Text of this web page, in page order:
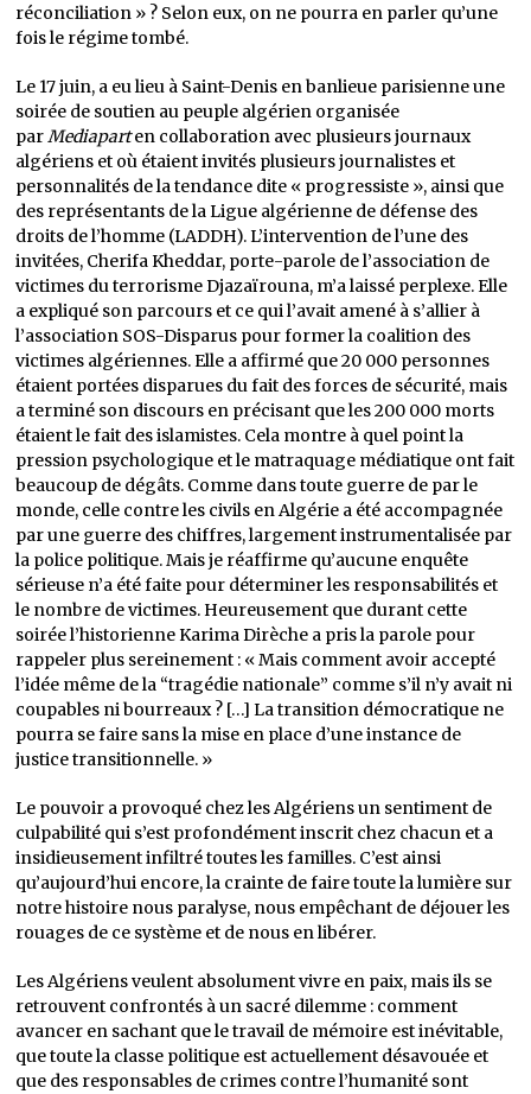
réconciliation » ? Selon eux, on ne pourra en parler qu’une
fois le régime tombé.
Le 17 juin, a eu lieu à Saint-Denis en banlieue parisienne une
soirée de soutien au peuple algérien organisée
parMediaparten collaboration avec plusieurs journaux
algériens et où étaient invités plusieurs journalistes et
personnalités de la tendance dite « progressiste », ainsi que
des représentants de la Ligue algérienne de défense des
droits de l’homme (LADDH). L’intervention de l’une des
invitées, Cherifa Kheddar, porte-parole de l’association de
victimes du terrorisme Djazaïrouna, m’a laissé perplexe. Elle
a expliqué son parcours et ce qui l’avait amené à s’allier à
l’association SOS-Disparus pour former la coalition des
victimes algériennes. Elle a affirmé que 20 000 personnes
étaient portées disparues du fait des forces de sécurité, mais
a terminé son discours en précisant que les 200 000 morts
étaient le fait des islamistes. Cela montre à quel point la
pression psychologique et le matraquage médiatique ont fait
beaucoup de dégâts. Comme dans toute guerre de par le
monde, celle contre les civils en Algérie a été accompagnée
par une guerre des chiffres, largement instrumentalisée par
la police politique. Mais je réaffirme qu’aucune enquête
sérieuse n’a été faite pour déterminer les responsabilités et
le nombre de victimes. Heureusement que durant cette
soirée l’historienne Karima Dirèche a pris la parole pour
rappeler plus sereinement : « Mais comment avoir accepté
l’idée même de la “tragédie nationale” comme s’il n’y avait ni
coupables ni bourreaux ? […] La transition démocratique ne
pourra se faire sans la mise en place d’une instance de
justice transitionnelle. »
Le pouvoir a provoqué chez les Algériens un sentiment de
culpabilité qui s’est profondément inscrit chez chacun et a
insidieusement infiltré toutes les familles. C’est ainsi
qu’aujourd’hui encore, la crainte de faire toute la lumière sur
notre histoire nous paralyse, nous empêchant de déjouer les
rouages de ce système et de nous en libérer.
Les Algériens veulent absolument vivre en paix, mais ils se
retrouvent confrontés à un sacré dilemme : comment
avancer en sachant que le travail de mémoire est inévitable,
que toute la classe politique est actuellement désavouée et
que des responsables de crimes contre l’humanité sont